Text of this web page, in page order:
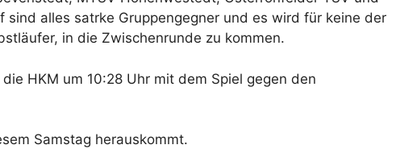
sind alles satrke Gruppengegner und es wird für keine der
in die Zwischenrunde zu kommen.
HKM um 10:28 Uhr mit dem Spiel gegen den
Samstag herauskommt.